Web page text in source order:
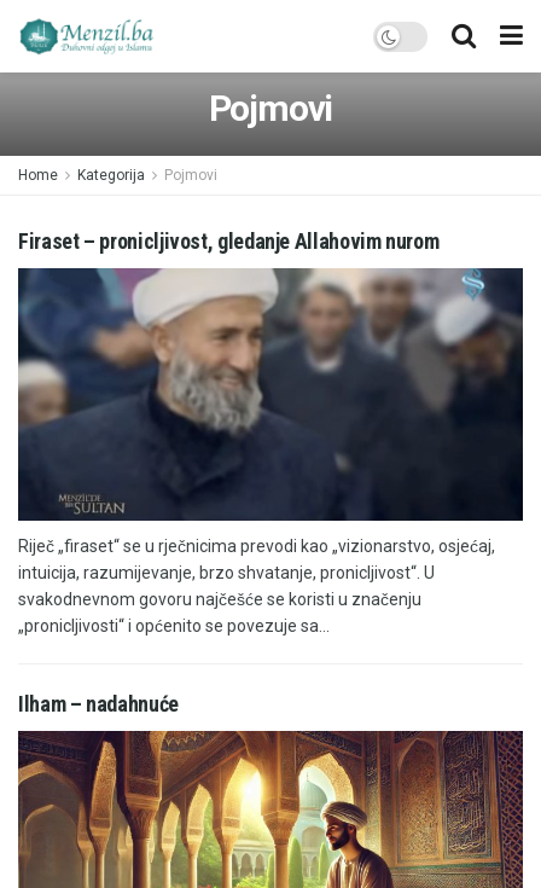
Pojmovi
Home Kategorija Pojmovi
Firaset – pronicljivost, gledanje Allahovim nurom
Riječ „firaset“ se u rječnicima prevodi kao „vizionarstvo, osjećaj,
intuicija, razumijevanje, brzo shvatanje, pronicljivost“. U
svakodnevnom govoru najčešće se koristi u značenju
„pronicljivosti“ i općenito se povezuje sa...
Ilham – nadahnuće